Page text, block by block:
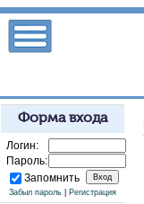
Форма входа
Логин:
Пароль:
Запомнить
Забыл пароль Регистрация